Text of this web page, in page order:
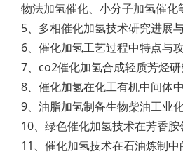
物法加氢催化、小分子加氢催化
5、多相催化加氢技术研究进展
6、催化加氢工艺过程中特点与
7、co2催化加氢合成轻质芳烃研
8、催化加氢在化工有机中间体
9、油脂加氢制备生物柴油工业
10、绿色催化加氢技术在芳香胺
11、催化加氢技术在石油炼制中